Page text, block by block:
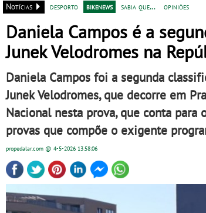
Notícias desporto bikenews sabia que... opiniões
Daniela Campos é a
Junek Velodromes na
Daniela Campos foi a segunda
Junek Velodromes, que decorre em
Nacional nesta prova, que conta
provas que compõe o exigente
propedalar.com @ 4-5-2026 13:58:06